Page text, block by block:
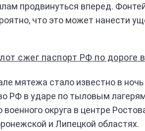
продвинуться вперед.
что это может нанести
сжег паспорт РФ по дороге в Киев
мятежа стало известно в
РФ в ударе по тыловым
округа в центре
и Липецкой областях.